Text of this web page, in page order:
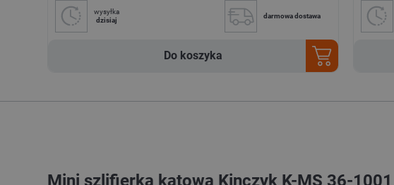
wysyłka
dzisiaj
darmowa dostawa
Do koszyka
Mini szlifierka kątowa Kinczyk K-MS 36-1001